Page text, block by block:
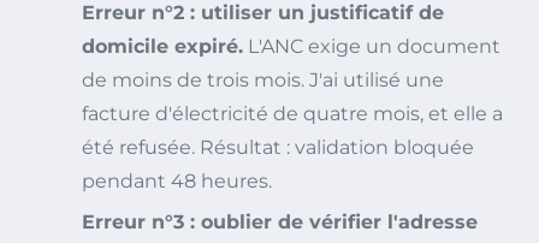
Erreur n°2 : utiliser un justificatif de
domicile expiré. L'ANC exige un document
de moins de trois mois. J'ai utilisé une
facture d'électricité de quatre mois, et elle a
été refusée. Résultat : validation bloquée
pendant 48 heures.
Erreur n°3 : oublier de vérifier l'adresse